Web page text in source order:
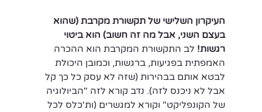
העיקרון השלישי של תקשורת מקרבת (שהוא
בעצם השני, אבל מה זה חשוב) הוא ביטוי
רגשות! לב התקשורת המקרבת הוא ההכרה
האמפתית בפגיעות, ברגשות, וכמובן היכולת
לבטא אותם בבהירות (שזה לא עסק כל כך קל
אבל לא ניכנס לזה). נדב קורא לזה "הביולוגיה
של הקונפליקט" וקורא למגשרים (ות'כלס לכל